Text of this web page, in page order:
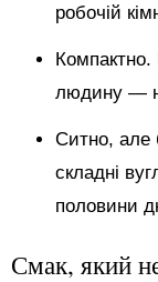
робочій
Компактно.
людину —
Ситно, але
складні
половини
Смак, який